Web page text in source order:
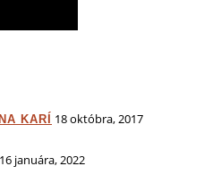
KARÍ 18 októbra, 2017
16 januára, 2022